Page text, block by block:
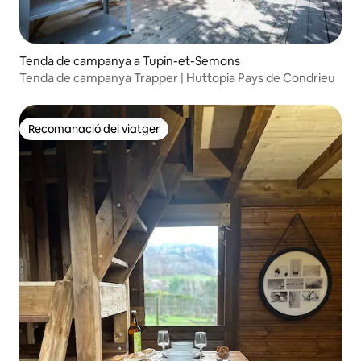
Tenda de campanya a Tupin-et-Semons
Tenda de campanya Trapper | Huttopia Pays de Condrieu
Recomanació del viatger
Recomanació del viatger